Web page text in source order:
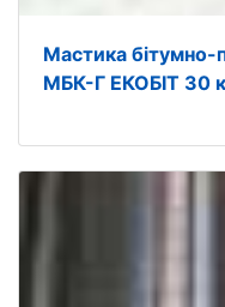
Мастика бітумно-
МБК-Г ЕКОБІТ 30